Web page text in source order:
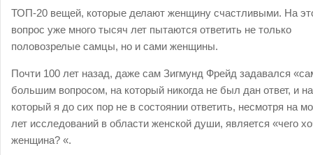
ТОП-20 вещей, которые делают женщину счастливыми. На
вопрос уже много тысяч лет пытаются ответить не только
половозрелые самцы, но и сами женщины.
Почти 100 лет назад, даже сам Зигмунд Фрейд задавался
большим вопросом, на который никогда не был дан ответ, и на
который я до сих пор не в состоянии ответить, несмотря на
лет исследований в области женской души, является «чего
женщина? «.